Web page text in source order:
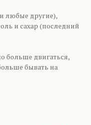
любые другие),
и сахар (последний
больше двигаться,
бывать на